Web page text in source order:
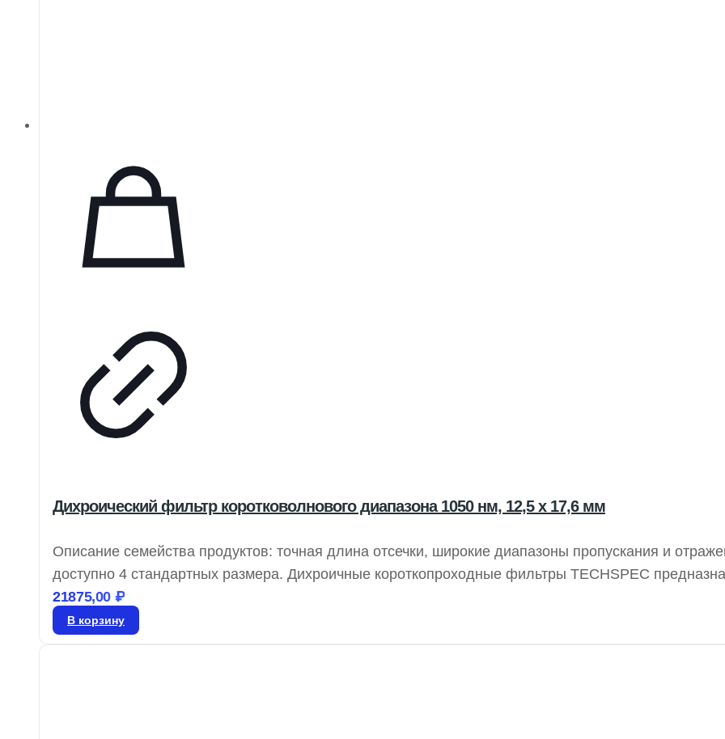
Дихроический фильтр коротковолнового диапазона 1050 нм, 12,5 x 17,6 мм
Описание семейства продуктов: точная длина отсечки, широкие диапазоны пропускания и
доступно 4 стандартных размера. Дихроичные короткопроходные фильтры TECHSPEC
падения света под углом 45°. Отражённый свет выходит под углом 90°, что делает эти фильтры
для флуоресцентных устройств и спектральных светоделителей. Фильтры обеспечивают низкую
21875,00 ₽
В корзину